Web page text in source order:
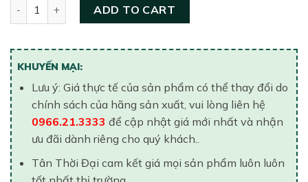
ADD TO CART
KHUYẾN MẠI:
Lưu ý: Giá thực tế của sản phẩm có thể thay đổi do
chính sách của hãng sản xuất, vui lòng liên hệ
0966.21.3333 để cập nhật giá mới nhất và nhận
ưu đãi dành riêng cho quý khách..
Tân Thời Đại cam kết giá mọi sản phẩm luôn luôn